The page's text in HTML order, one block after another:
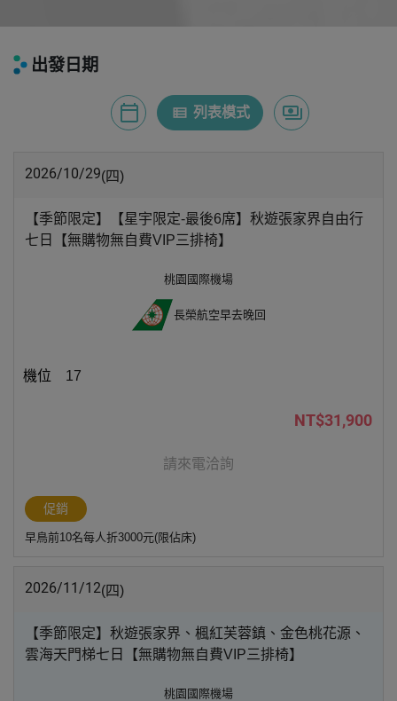
出發日期
calendar_today
月曆模式
view_list
列表模式 payments
價格模式
2026/10/29(四)
【季節限定】【星宇限定-最後6席】秋遊張家界自由行
七日【無購物無自費VIP三排椅】
桃園國際機場
長榮航空早去晚回
17
NT$31,900
請來電洽詢
促銷
早鳥前10名每人折3000元(限佔床)
2026/11/12(四)
【季節限定】秋遊張家界、楓紅芙蓉鎮、金色桃花源、
雲海天門梯七日【無購物無自費VIP三排椅】
桃園國際機場